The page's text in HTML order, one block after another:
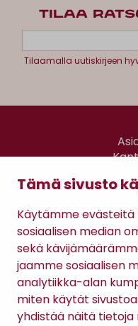
Tämä sivusto
Käytämme
sosiaalisen median
sekä
jaamme sosiaalisen
analytiikka-alan
miten käytät
yhdistää näitä tietoja
TILAA
Tilaamalla uutiskirjeen